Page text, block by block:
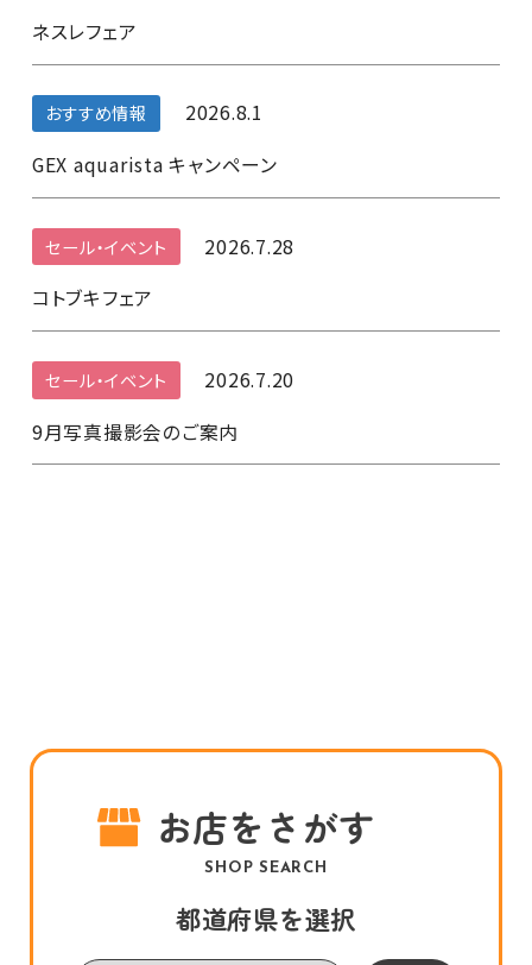
ネスレフェア
おすすめ情報
2026.8.1
GEX aquarista キャンペーン
セール・イベント
2026.7.28
コトブキフェア
セール・イベント
2026.7.20
9月写真撮影会のご案内
お店をさがす
SHOP SEARCH
都道府県を選択